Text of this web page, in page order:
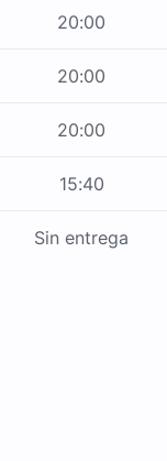
20:00
20:00
20:00
15:40
Sin entrega